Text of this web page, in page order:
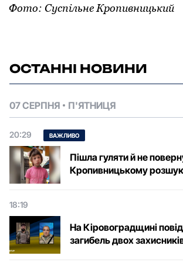
Фoтo: Суспільне Крoпивницький
ОСТАННІ НОВИНИ
07 СЕРПНЯ П'ЯТНИЦЯ
20:29 ВАЖЛИВО
Пішла гуляти й не
Кропивницькому
18:19
На Кіровоградщині
загибель двох